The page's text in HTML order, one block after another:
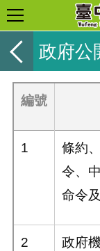
政府公
編號
1
條約
令、
命令
2
政府